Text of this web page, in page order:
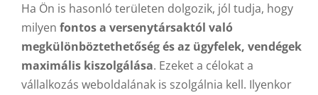
Ha Ön is hasonló területen dolgozik, jól tudja, hogy
milyenfontos a versenytársaktól való
megkülönböztethetőség és az ügyfelek, vendégek
maximális kiszolgálása. Ezeket a célokat a
vállalkozás weboldalának is szolgálnia kell. Ilyenkor